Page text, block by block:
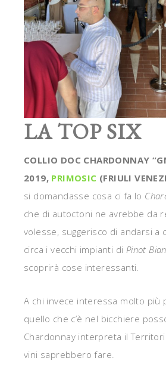
LA TOP SIX
COLLIO DOC CHARDONNAY
2019, PRIMOSIC (FRIULI
si domandasse cosa ci fa lo
che di autoctoni ne avrebbe da
volesse, suggerisco di andarsi a
circa i vecchi impianti di Pinot
scoprirà cose interessanti.
A chi invece interessa molto più
quello che c’è nel bicchiere
Chardonnay interpreta il
vini saprebbero fare.